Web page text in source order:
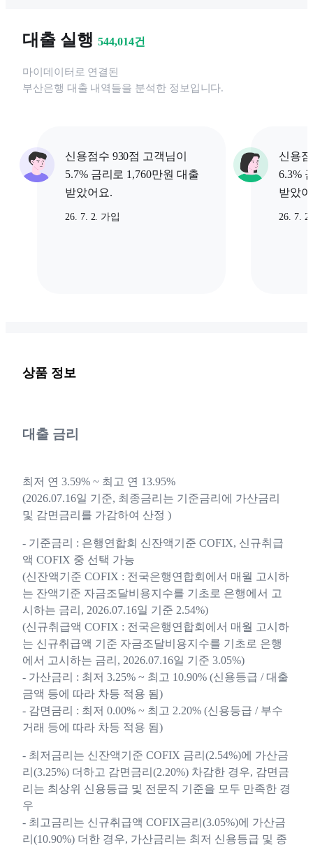
대출 실행 544,014건
마이데이터로 연결된
부산은행 대출 내역들을 분석한 정보입니다.
신용점수 930점 고객님이
5.7% 금리로 1,760만원 대출
받았어요.
26. 7. 2. 가입
신용
6.3%
받았
26. 7.
상품 정보
대출 금리
최저 연 3.59% ~ 최고 연 13.95%
(2026.07.16일 기준, 최종금리는 기준금리에 가산금리
및 감면금리를 가감하여 산정 )
- 기준금리 : 은행연합회 신잔액기준 COFIX, 신규취급
액 COFIX 중 선택 가능
(신잔액기준 COFIX : 전국은행연합회에서 매월 고시하
는 잔액기준 자금조달비용지수를 기초로 은행에서 고
시하는 금리, 2026.07.16일 기준 2.54%)
(신규취급액 COFIX : 전국은행연합회에서 매월 고시하
는 신규취급액 기준 자금조달비용지수를 기초로 은행
에서 고시하는 금리, 2026.07.16일 기준 3.05%)
- 가산금리 : 최저 3.25% ~ 최고 10.90% (신용등급 / 대출
금액 등에 따라 차등 적용 됨)
- 감면금리 : 최저 0.00% ~ 최고 2.20% (신용등급 / 부수
거래 등에 따라 차등 적용 됨)
- 최저금리는 신잔액기준 COFIX 금리(2.54%)에 가산금
리(3.25%) 더하고 감면금리(2.20%) 차감한 경우, 감면금
리는 최상위 신용등급 및 전문직 기준을 모두 만족한 경
우
- 최고금리는 신규취급액 COFIX금리(3.05%)에 가산금
리(10.90%) 더한 경우, 가산금리는 최저 신용등급 및 종